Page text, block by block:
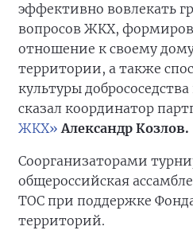
эффективно вовлекать
вопросов ЖКХ,
отношение к своему
территории, а также
культуры
сказал координатор
ЖКХ» Александр Козлов.
Соорганизаторами
общероссийская
ТОС при поддержке
территорий.